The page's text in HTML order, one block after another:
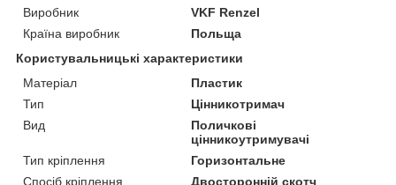
Виробник
VKF Renzel
Країна виробник
Польща
Користувальницькі характеристики
Матеріал
Пластик
Тип
Цінникотримач
Вид
Поличкові
цінникоутримувачі
Тип кріплення
Горизонтальне
Спосіб кріплення
Двосторонній скотч